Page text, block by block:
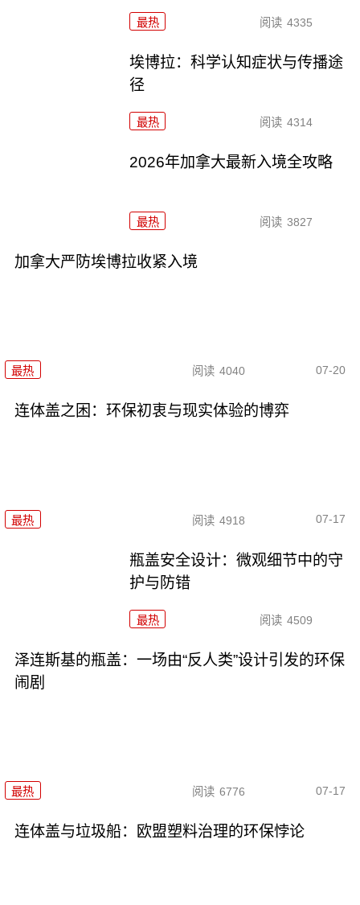
最热 阅读 4335
埃博拉：科学认知症状与传播途
径
最热 阅读 4314
2026年加拿大最新入境全攻略
最热 阅读 3827
加拿大严防埃博拉收紧入境
最热 阅读 4040 07-20
连体盖之困：环保初衷与现实体验的博弈
最热 阅读 4918 07-17
瓶盖安全设计：微观细节中的守
护与防错
最热 阅读 4509
泽连斯基的瓶盖：一场由“反人类”设计引发的环保
闹剧
最热 阅读 6776 07-17
连体盖与垃圾船：欧盟塑料治理的环保悖论